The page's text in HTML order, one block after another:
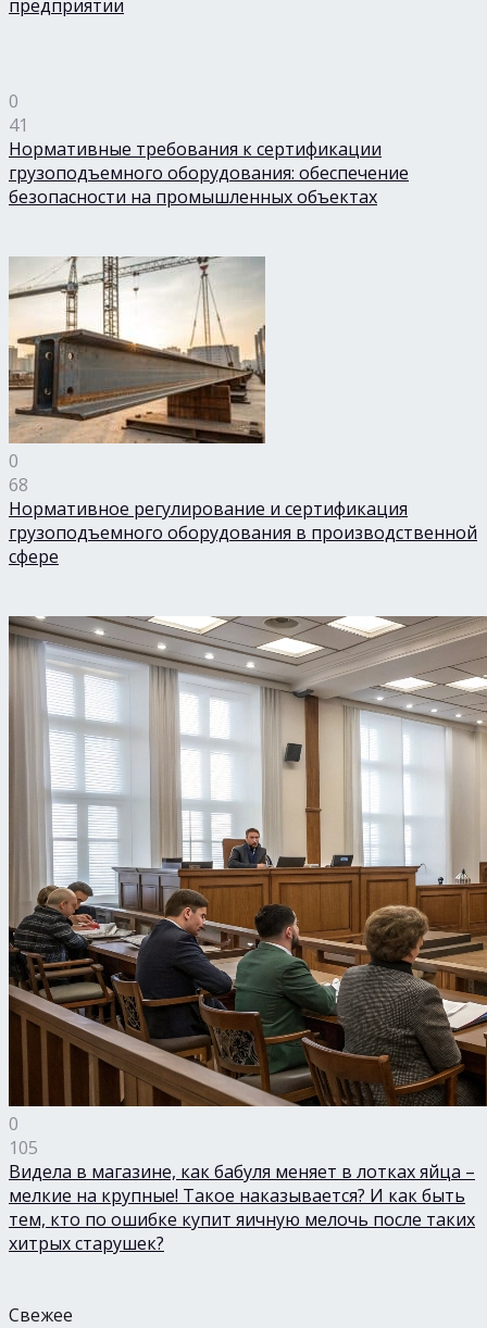
предприятии
0
41
Нормативные требования к сертификации
грузоподъемного оборудования: обеспечение
безопасности на промышленных объектах
0
68
Нормативное регулирование и сертификация
грузоподъемного оборудования в производственной
сфере
0
105
Видела в магазине, как бабуля меняет в лотках яйца –
мелкие на крупные! Такое наказывается? И как быть
тем, кто по ошибке купит яичную мелочь после таких
хитрых старушек?
Свежее